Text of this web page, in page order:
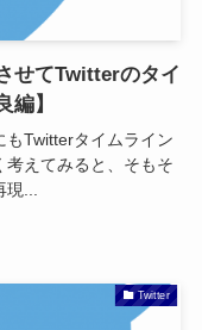
せてTwitterのタイ
】
Twitterタイムライン
考えてみると、そもそ
現...
Twitter